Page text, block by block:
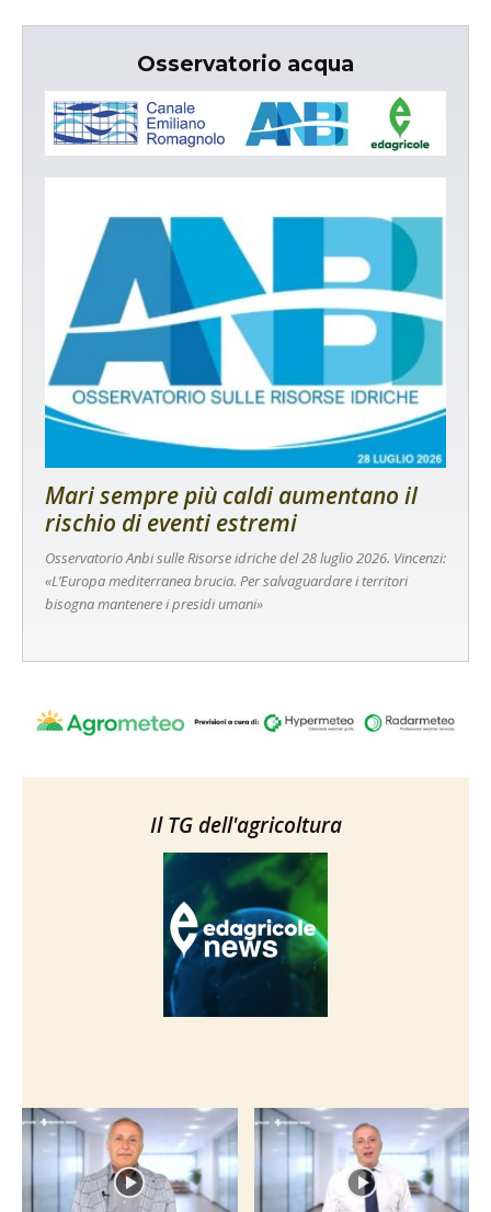
Osservatorio acqua
Mari sempre più caldi aumentano il
rischio di eventi estremi
Osservatorio Anbi sulle Risorse idriche del 28 luglio 2026. Vincenzi:
«L’Europa mediterranea brucia. Per salvaguardare i territori
bisogna mantenere i presidi umani»
Il TG dell'agricoltura